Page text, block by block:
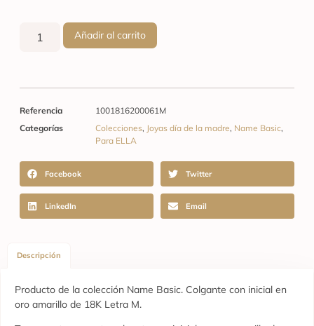
Añadir al carrito
Referencia
1001816200061M
Categorías
Colecciones, Joyas día de la madre, Name Basic,
Para ELLA
Facebook Twitter
LinkedIn Email
Descripción
Producto de la colección Name Basic. Colgante con inicial en
oro amarillo de 18K Letra M.